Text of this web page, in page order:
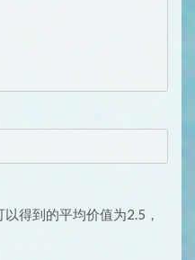
得到的平均价值为2.5，